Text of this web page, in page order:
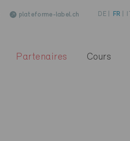
plateforme-label.ch DE FR
Partenaires Cours